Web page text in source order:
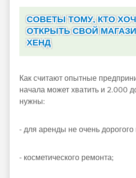
СОВЕТЫ ТОМУ, КТО
ОТКРЫТЬ СВОЙ
ХЕНД
Как считают опытные
начала может хватить и 2.000
нужны:
- для аренды не очень
- косметического ремонта;